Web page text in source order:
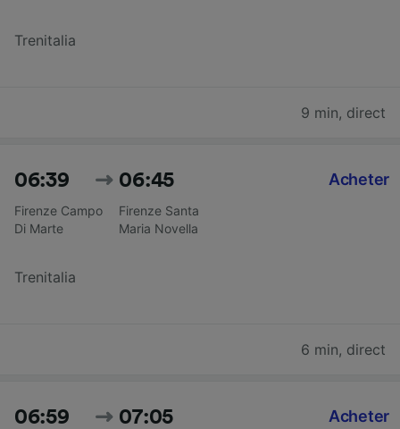
Trenitalia
9 min, direct
06:39
Firenze Campo
Di Marte
06:45
Firenze Santa
Maria Novella
Trenitalia
Acheter
6 min, direct
06:59 07:05 Acheter